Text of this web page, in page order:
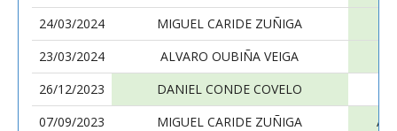
24/03/2024
MIGUEL CARIDE ZUÑIGA
23/03/2024
ALVARO OUBIÑA VEIGA
26/12/2023
DANIEL CONDE COVELO
07/09/2023
MIGUEL CARIDE ZUÑIGA